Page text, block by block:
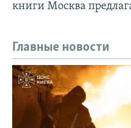
книги Москва
Главные новости